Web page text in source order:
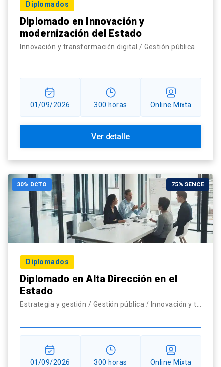
Diplomados
Diplomado en Innovación y
modernización del Estado
Innovación y transformación digital / Gestión pública
01/09/2026 300 horas Online Mixta
Ver detalle
30% DCTO 75% SENCE
Diplomados
Diplomado en Alta Dirección en el
Estado
Estrategia y gestión / Gestión pública / Innovación y transformación digital / Liderazgo, personas y organización
01/09/2026 300 horas Online Mixta